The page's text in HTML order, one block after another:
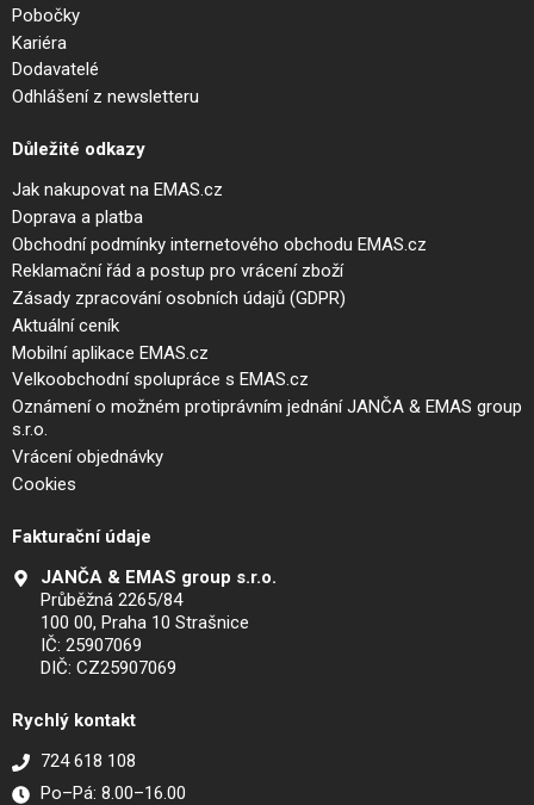
Pobočky
Kariéra
Dodavatelé
Odhlášení z newsletteru
Důležité odkazy
Jak nakupovat na EMAS.cz
Doprava a platba
Obchodní podmínky internetového obchodu EMAS.cz
Reklamační řád a postup pro vrácení zboží
Zásady zpracování osobních údajů (GDPR)
Aktuální ceník
Mobilní aplikace EMAS.cz
Velkoobchodní spolupráce s EMAS.cz
Oznámení o možném protiprávním jednání JANČA & EMAS group
s.r.o.
Vrácení objednávky
Cookies
Fakturační údaje
JANČA & EMAS group s.r.o.
Průběžná 2265/84
100 00, Praha 10 Strašnice
IČ: 25907069
DIČ: CZ25907069
Rychlý kontakt
724 618 108
Po–Pá: 8.00–16.00